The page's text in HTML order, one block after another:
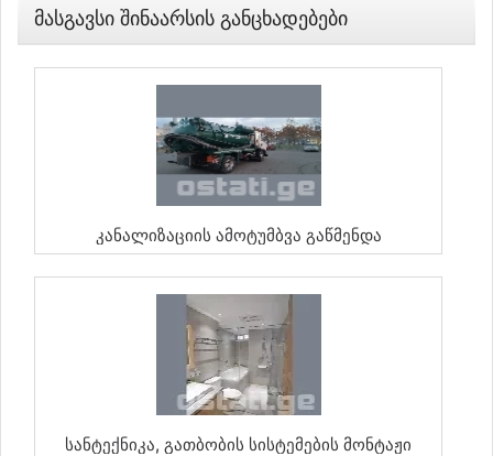
Მასგავსი Შინაარსის Განცხადებები
Კანალიზაციის Ამოტუმბვა Გაწმენდა
Სანტექნიკა, Გათბობის Სისტემების Მონტაჟი